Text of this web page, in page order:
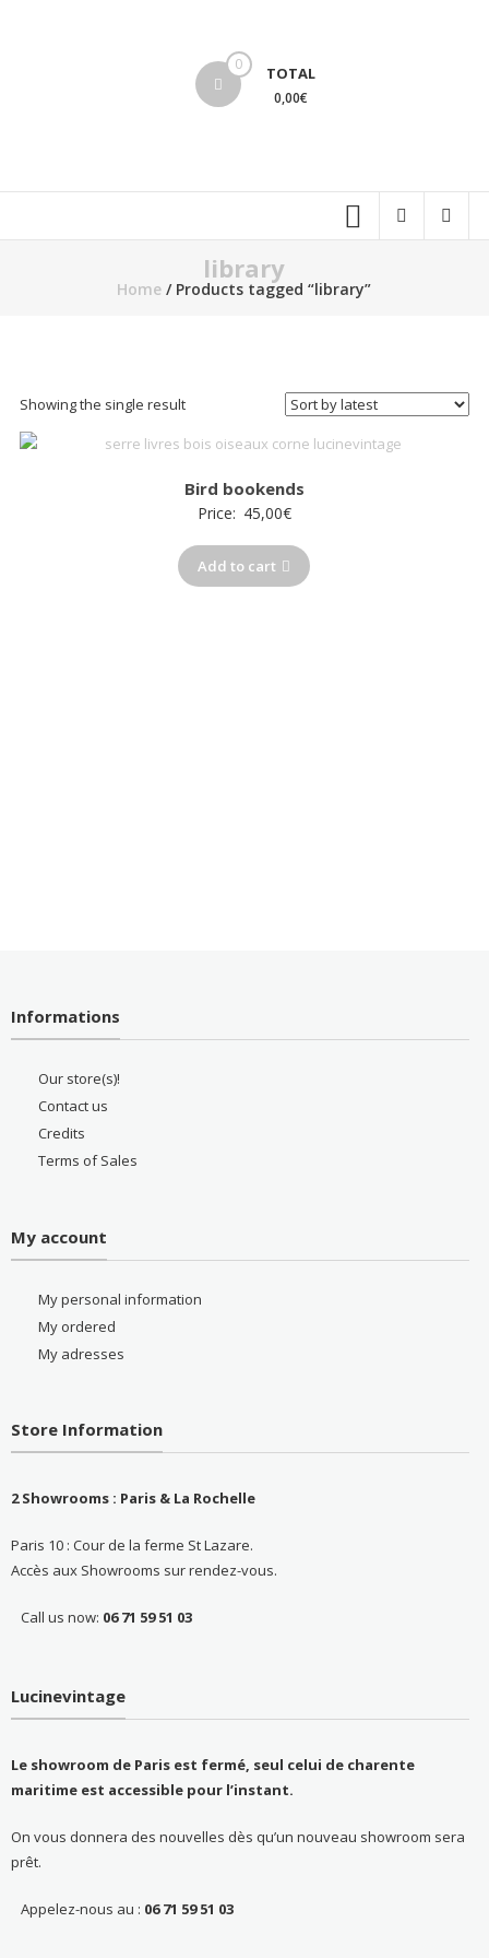
lucinevintage 0 TOTAL
0,00€
library
Home / Products tagged “library”
Showing the single result
Bird bookends
Price: 45,00€
Add to cart
Informations
Our store(s)!
Contact us
Credits
Terms of Sales
My account
My personal information
My ordered
My adresses
Store Information
2 Showrooms : Paris & La Rochelle
Paris 10 : Cour de la ferme St Lazare.
Accès aux Showrooms sur rendez-vous.
Call us now: 06 71 59 51 03
Lucinevintage
Le showroom de Paris est fermé, seul celui de charente
maritime est accessible pour l’instant.
On vous donnera des nouvelles dès qu’un nouveau showroom sera
prêt.
Appelez-nous au : 06 71 59 51 03